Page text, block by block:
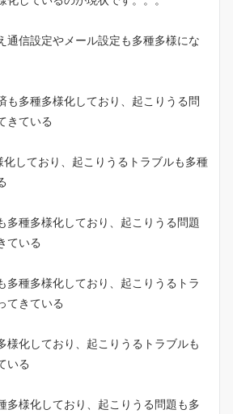
信設定やメール設定も多種多様にな
多種多様化しており、起こりうる問
きている
しており、起こりうるトラブルも多種
種多様化しており、起こりうる問題
ている
種多様化しており、起こりうるトラ
てきている
化しており、起こりうるトラブルも
いる
様化しており、起こりうる問題も多